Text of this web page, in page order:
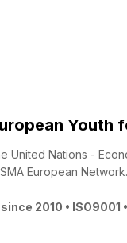
Youth
United Nations -
European Network.
2010 • ISO9001